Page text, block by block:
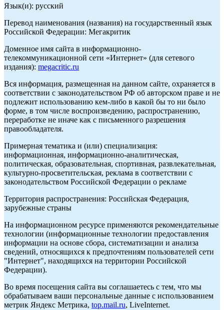
Язык(и): русский
Перевод наименования (названия) на государственный язык
Российской Федерации: Мегакритик
Доменное имя сайта в информационно-
телекоммуникационной сети «Интернет» (для сетевого
издания): megacritic.ru
Вся информация, размещенная на данном сайте, охраняется в
соответствии с законодательством РФ об авторском праве и не
подлежит использованию кем-либо в какой бы то ни было
форме, в том числе воспроизведению, распространению,
переработке не иначе как с письменного разрешения
правообладателя.
Примерная тематика и (или) специализация:
информационная, информационно-аналитическая,
политическая, образовательная, спортивная, развлекательная,
культурно-просветительская, реклама в соответствии с
законодательством Российской Федерации о рекламе
Территория распространения: Российская Федерация,
зарубежные страны
На информационном ресурсе применяются рекомендательные
технологии (информационные технологии предоставления
информации на основе сбора, систематизации и анализа
сведений, относящихся к предпочтениям пользователей сети
"Интернет", находящихся на территории Российской
Федерации).
Во время посещения сайта вы соглашаетесь с тем, что мы
обрабатываем ваши персональные данные с использованием
метрик Яндекс Метрика, top.mail.ru, LiveInternet.